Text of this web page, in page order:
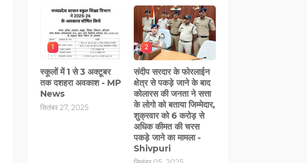
1
स्कूलों में 1 से 3 अक्टूबर
तक दशहरा अवकाश - MP
News
सितंबर 27, 2025
2
संदीप सरदार के फोरलाईन
क्षेत्र से पकड़े जाने के बाद
कोलारस की जनता ने सत्ता
के लोगो को बताया जिम्मेदार,
शुक्रवार को 6 करोड़ से
अधिक कीमत की चरस
पकड़े जाने का मामला -
Shivpuri